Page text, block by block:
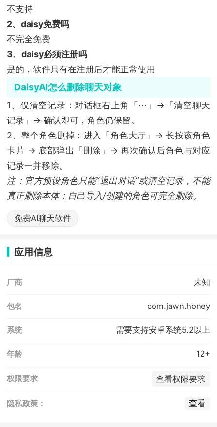
不支持
2、daisy免费吗
不完全免费
3、daisy必须注册吗
是的，软件只有在注册后才能正常使用
DaisyAI怎么删除聊天对象
1、仅清空记录：对话框右上角「⋯」→「清空聊天
记录」→ 确认即可，角色仍保留。
2、整个角色删掉：进入「角色大厅」→ 长按该角色
卡片 → 底部弹出「删除」→ 再次确认后角色与对应
记录一并移除。
注：官方预设角色只能“退出对话”或清空记录，不能
真正删除本体；自己导入/创建的角色可完全删除。
免费AI聊天软件
应用信息
厂商 未知
包名 com.jawn.honey
系统 需要支持安卓系统5.2以上
年龄 12+
权限要求 查看权限要求
隐私政策： 查看